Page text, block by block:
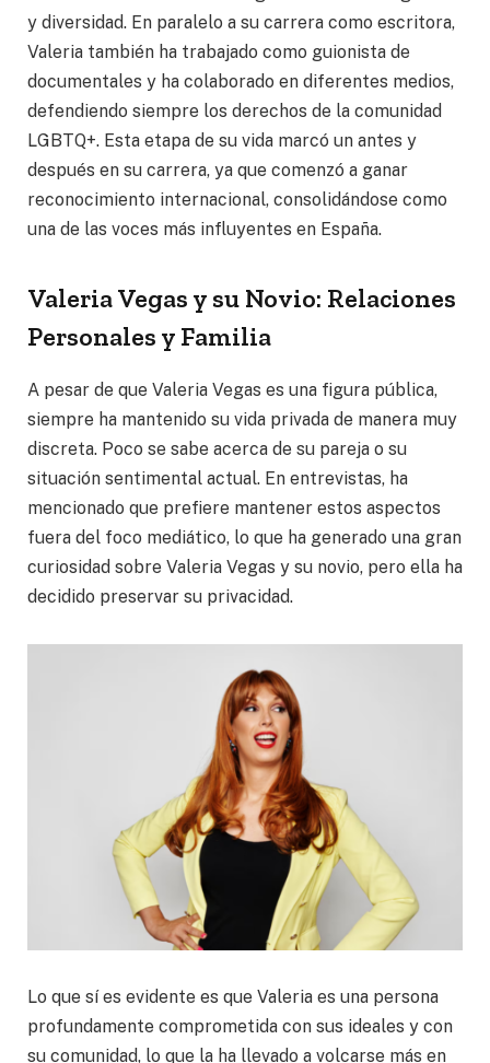
y diversidad. En paralelo a su carrera como escritora,
Valeria también ha trabajado como guionista de
documentales y ha colaborado en diferentes medios,
defendiendo siempre los derechos de la comunidad
LGBTQ+. Esta etapa de su vida marcó un antes y
después en su carrera, ya que comenzó a ganar
reconocimiento internacional, consolidándose como
una de las voces más influyentes en España.
Valeria Vegas y su Novio: Relaciones
Personales y Familia
A pesar de que Valeria Vegas es una figura pública,
siempre ha mantenido su vida privada de manera muy
discreta. Poco se sabe acerca de su pareja o su
situación sentimental actual. En entrevistas, ha
mencionado que prefiere mantener estos aspectos
fuera del foco mediático, lo que ha generado una gran
curiosidad sobre Valeria Vegas y su novio, pero ella ha
decidido preservar su privacidad.
Lo que sí es evidente es que Valeria es una persona
profundamente comprometida con sus ideales y con
su comunidad, lo que la ha llevado a volcarse más en